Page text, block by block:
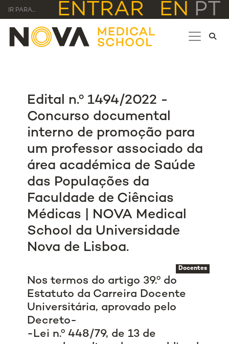
IR PARA... ENTRAR EN PT
Edital n.º 1494/2022 -
Concurso documental
interno de promoção para
um professor associado da
área académica de Saúde
das Populações da
Faculdade de Ciências
Médicas | NOVA Medical
School da Universidade
Nova de Lisboa.
Docentes
Nos termos do artigo 39.º do
Estatuto da Carreira Docente
Universitária, aprovado pelo
Decreto-
-Lei n.º 448/79, de 13 de